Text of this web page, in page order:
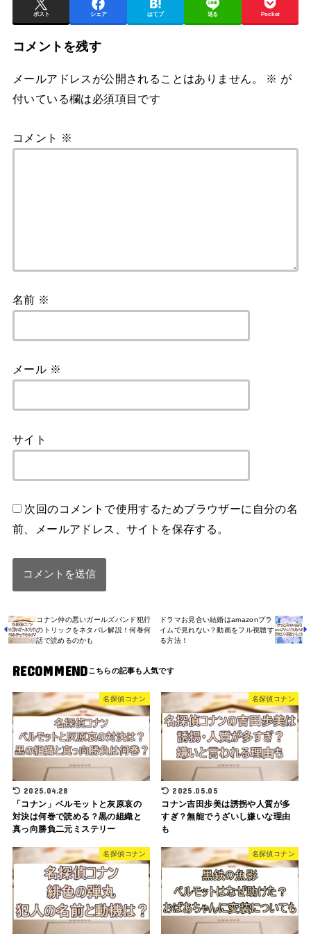
ポスト シェア はてブ 送る Pocket
コメントを残す
メールアドレスが公開されることはありません。 ※ が
付いている欄は必須項目です
コメント ※
名前 ※
メール ※
サイト
次回のコメントで使用するためブラウザーに自分の名
前、メールアドレス、サイトを保存する。
コナン仲の悪いガールズバンド犯行
のトリックをネタバレ解説！何巻何
話で読めるのかも
ドラマお見合い結婚はamazonプラ
イムで見れない？動画をフル視聴す
る方法！
RECOMMEND
名探偵コナン
2025.04.28
「コナン」ベルモットと灰原哀の
対決は何巻で読める？黒の組織と
真っ向勝負二元ミステリー
名探偵コナン
2025.05.05
コナン吉田歩美は誘拐や人質が多
すぎ？無能でうざいし嫌いな理由
も
名探偵コナン 名探偵コナン